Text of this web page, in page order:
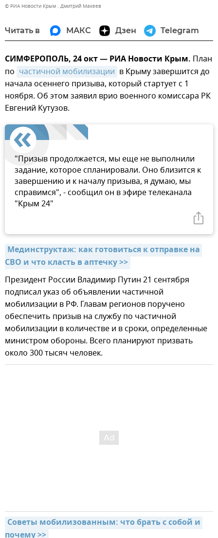
© РИА Новости Крым . Дмитрий Макеев
Читать в МАКС Дзен Telegram
СИМФЕРОПОЛЬ, 24 окт — РИА Новости Крым. План
по частичной мобилизации в Крыму завершится до
начала осеннего призыва, который стартует с 1
ноября. Об этом заявил врио военного комиссара РК
Евгений Кутузов.
"Призыв продолжается, мы еще не выполнили
задание, которое спланировали. Оно близится к
завершению и к началу призыва, я думаю, мы
справимся", - сообщил он в эфире телеканала
"Крым 24"
Мединструктаж: как готовиться к отправке на
СВО и что класть в аптечку >>
Президент России Владимир Путин 21 сентября
подписал указ об объявлении частичной
мобилизации в РФ. Главам регионов поручено
обеспечить призыв на службу по частичной
мобилизации в количестве и в сроки, определенные
министром обороны. Всего планируют призвать
около 300 тысяч человек.
Советы мобилизованным: что брать с собой и
почему >>